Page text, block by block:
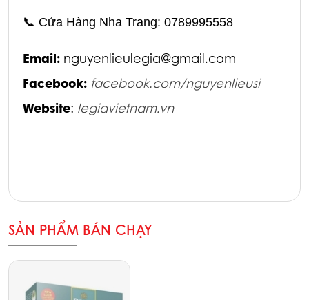
📞 Cửa Hàng Nha Trang: 0789995558
Email: nguyenlieulegia@gmail.com
Facebook: facebook.com/nguyenlieusi
Website: legiavietnam.vn
SẢN PHẨM BÁN CHẠY